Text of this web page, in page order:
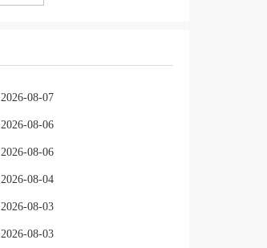
2026-08-07
2026-08-06
2026-08-06
2026-08-04
2026-08-03
2026-08-03